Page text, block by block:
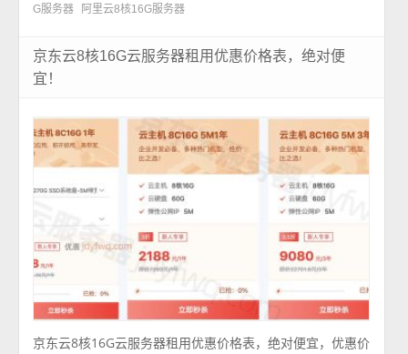
G服务器
阿里云8核16G服务器
京东云8核16G云服务器租用优惠价格表，绝对便
宜！
京东云8核16G云服务器租用优惠价格表，绝对便宜，优惠价